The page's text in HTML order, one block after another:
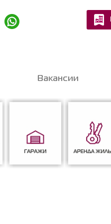
Вакансии
на бесплатную
консультацию
с экспертом